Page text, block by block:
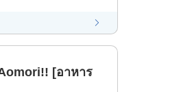
[อาหาร